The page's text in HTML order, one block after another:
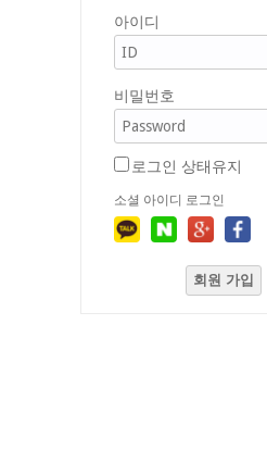
아이디
비밀번호
로그인 상태유지
소셜 아이디 로그인
회원 가입